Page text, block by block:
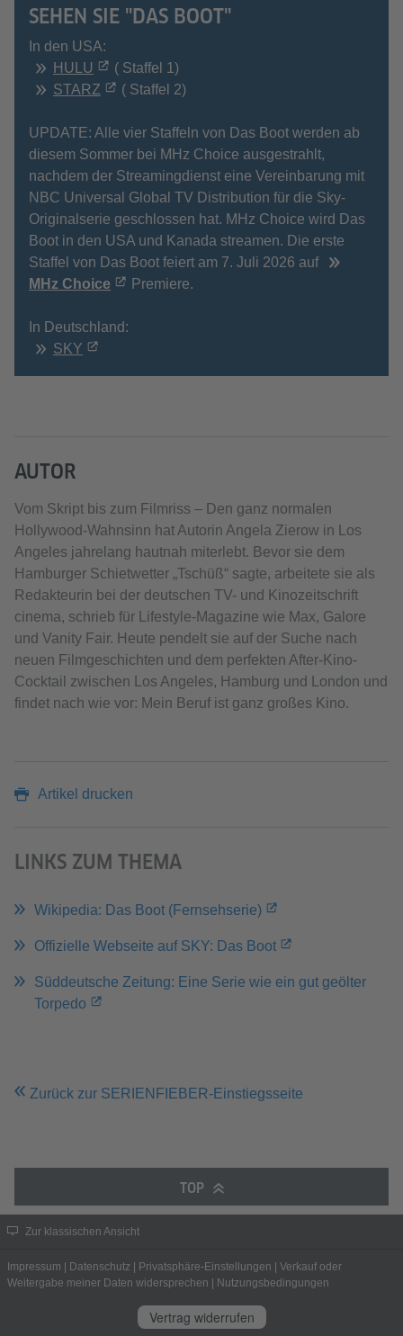
SEHEN SIE "DAS BOOT"
In den USA:
HULU
( Staffel 1)
STARZ
( Staffel 2)
UPDATE: Alle vier Staffeln von Das Boot werden ab
diesem Sommer bei MHz Choice ausgestrahlt,
nachdem der Streamingdienst eine Vereinbarung mit
NBC Universal Global TV Distribution für die Sky-
Originalserie geschlossen hat. MHz Choice wird Das
Boot in den USA und Kanada streamen. Die erste
Staffel von Das Boot feiert am 7. Juli 2026 auf
MHz Choice
Premiere.
In Deutschland:
SKY
AUTOR
Vom Skript bis zum Filmriss – Den ganz normalen
Hollywood-Wahnsinn hat Autorin Angela Zierow in Los
Angeles jahrelang hautnah miterlebt. Bevor sie dem
Hamburger Schietwetter „Tschüß“ sagte, arbeitete sie als
Redakteurin bei der deutschen TV- und Kinozeitschrift
cinema, schrieb für Lifestyle-Magazine wie Max, Galore
und Vanity Fair. Heute pendelt sie auf der Suche nach
neuen Filmgeschichten und dem perfekten After-Kino-
Cocktail zwischen Los Angeles, Hamburg und London und
findet nach wie vor: Mein Beruf ist ganz großes Kino.
Artikel drucken
LINKS ZUM THEMA
Wikipedia: Das Boot (Fernsehserie)
Offizielle Webseite auf SKY: Das Boot
Süddeutsche Zeitung: Eine Serie wie ein gut geölter
Torpedo
Zurück zur SERIENFIEBER-Einstiegsseite
TOP
Zur klassischen Ansicht
Impressum Datenschutz Privatsphäre-Einstellungen
Verkauf oder
Weitergabe meiner Daten widersprechen
Nutzungsbedingungen
Vertrag widerrufen